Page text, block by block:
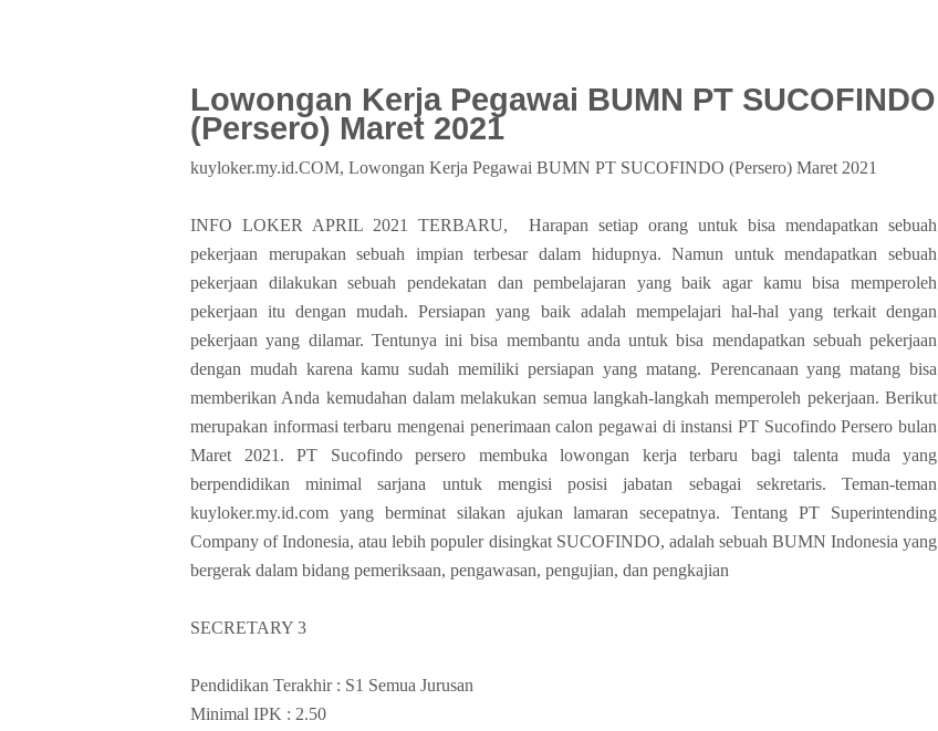
Lowongan Kerja Pegawai BUMN PT SUCOFINDO
(Persero) Maret 2021
kuyloker.my.id.COM, Lowongan Kerja Pegawai BUMN PT SUCOFINDO (Persero) Maret 2021
INFO LOKER APRIL 2021 TERBARU, Harapan setiap orang untuk bisa mendapatkan sebuah
pekerjaan merupakan sebuah impian terbesar dalam hidupnya. Namun untuk mendapatkan sebuah
pekerjaan dilakukan sebuah pendekatan dan pembelajaran yang baik agar kamu bisa memperoleh
pekerjaan itu dengan mudah. Persiapan yang baik adalah mempelajari hal-hal yang terkait dengan
pekerjaan yang dilamar. Tentunya ini bisa membantu anda untuk bisa mendapatkan sebuah pekerjaan
dengan mudah karena kamu sudah memiliki persiapan yang matang. Perencanaan yang matang bisa
memberikan Anda kemudahan dalam melakukan semua langkah-langkah memperoleh pekerjaan. Berikut
merupakan informasi terbaru mengenai penerimaan calon pegawai di instansi PT Sucofindo Persero bulan
Maret 2021. PT Sucofindo persero membuka lowongan kerja terbaru bagi talenta muda yang
berpendidikan minimal sarjana untuk mengisi posisi jabatan sebagai sekretaris. Teman-teman
kuyloker.my.id.com yang berminat silakan ajukan lamaran secepatnya. Tentang PT Superintending
Company of Indonesia, atau lebih populer disingkat SUCOFINDO, adalah sebuah BUMN Indonesia yang
bergerak dalam bidang pemeriksaan, pengawasan, pengujian, dan pengkajian
SECRETARY 3
Pendidikan Terakhir : S1 Semua Jurusan
Minimal IPK : 2.50